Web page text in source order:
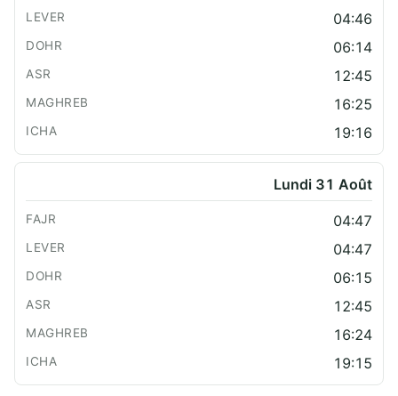
04:46
06:14
12:45
16:25
19:16
Lundi 31 Août
04:47
04:47
06:15
12:45
16:24
19:15